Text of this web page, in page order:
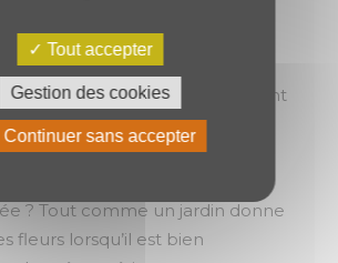
mondiale de la sauvegarde
informatiques, prenons un instant
l’importance qu’il faut
de vos données.
est-elle votre
? Tout comme un jardin donne
fleurs lorsqu’il est bien
Tout accepter
Gestion des cookies
Continuer sans accepter